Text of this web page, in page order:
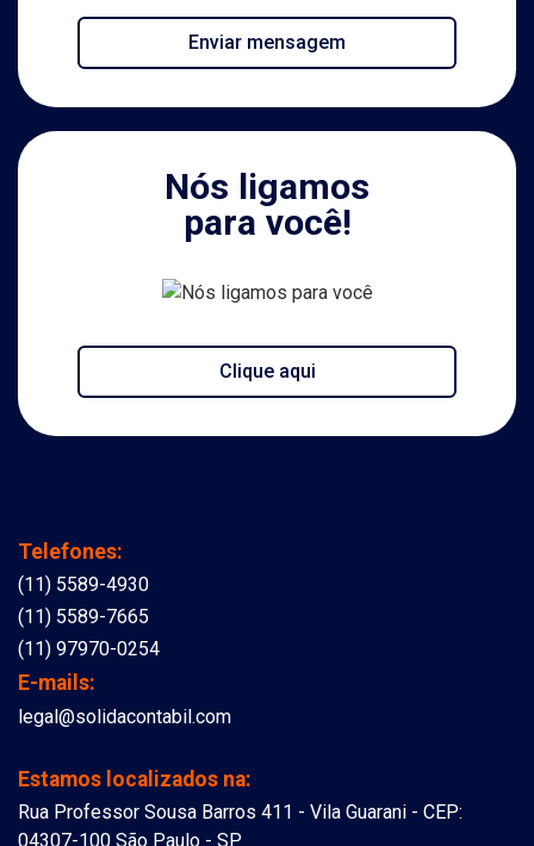
Enviar mensagem
Nós ligamos
para você!
Clique aqui
Telefones:
(11) 5589-4930
(11) 5589-7665
(11) 97970-0254
E-mails:
legal@solidacontabil.com
Estamos localizados na:
Rua Professor Sousa Barros 411 - Vila Guarani - CEP:
04307-100 São Paulo - SP